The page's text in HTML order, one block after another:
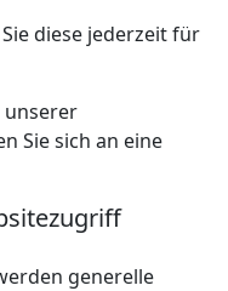
diese jederzeit für
unserer
Sie sich an eine
generelle